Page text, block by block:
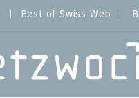
Best of Swiss Web